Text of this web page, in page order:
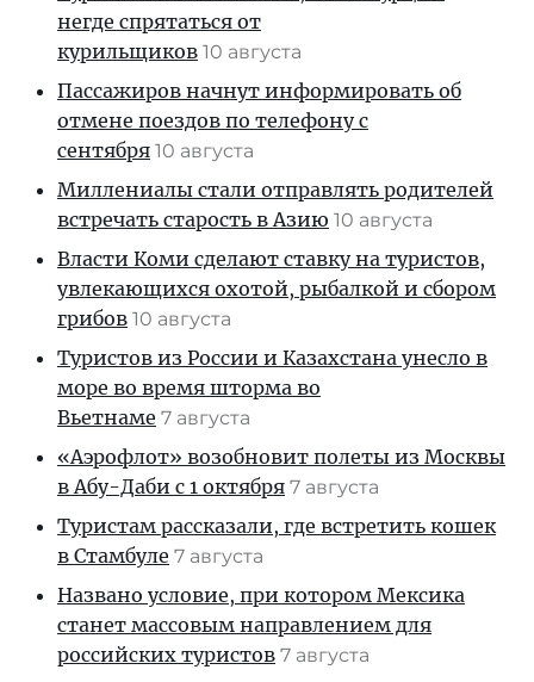
негде спрятаться от
курильщиков 10 августа
Пассажиров начнут информировать об
отмене поездов по телефону с
сентября 10 августа
Миллениалы стали отправлять родителей
встречать старость в Азию 10 августа
Власти Коми сделают ставку на туристов,
увлекающихся охотой, рыбалкой и сбором
грибов 10 августа
Туристов из России и Казахстана унесло в
море во время шторма во
Вьетнаме 7 августа
«Аэрофлот» возобновит полеты из Москвы
в Абу-Даби с 1 октября 7 августа
Туристам рассказали, где встретить кошек
в Стамбуле 7 августа
Названо условие, при котором Мексика
станет массовым направлением для
российских туристов 7 августа